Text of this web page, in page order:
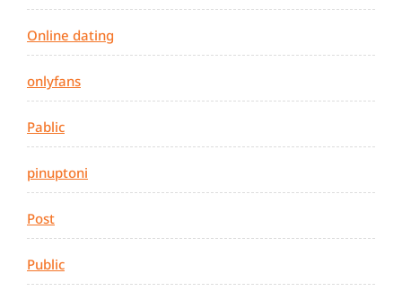
Online dating
onlyfans
Pablic
pinuptoni
Post
Public